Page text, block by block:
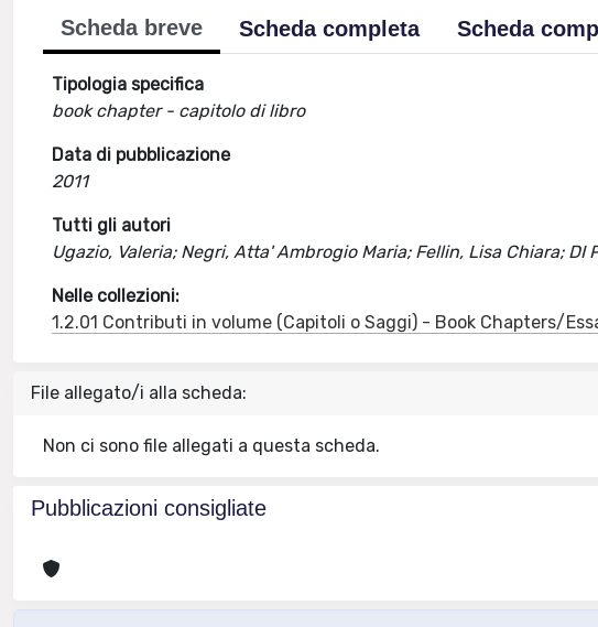
Scheda breve Scheda completa Scheda
Tipologia specifica
book chapter - capitolo di libro
Data di pubblicazione
2011
Tutti gli autori
Ugazio, Valeria; Negri, Atta' Ambrogio Maria; Fellin, Lisa Chiara; DI
Nelle collezioni:
1.2.01 Contributi in volume (Capitoli o Saggi) - Book Chapters/
File allegato/i alla scheda:
Non ci sono file allegati a questa scheda.
Pubblicazioni consigliate